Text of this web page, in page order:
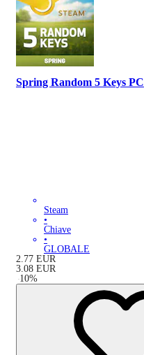
Spring Random 5 Keys PC
Steam
•
Chiave
•
GLOBALE
2.77 EUR
3.08 EUR
-10%